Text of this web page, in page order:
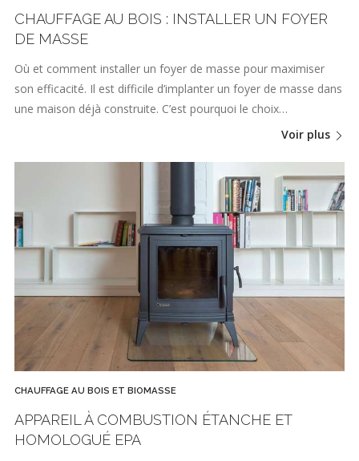
CHAUFFAGE AU BOIS : INSTALLER UN FOYER
DE MASSE
Où et comment installer un foyer de masse pour maximiser
son efficacité. Il est difficile d’implanter un foyer de masse dans
une maison déjà construite. C’est pourquoi le choix…
Voir plus
CHAUFFAGE AU BOIS ET BIOMASSE
APPAREIL À COMBUSTION ÉTANCHE ET
HOMOLOGUÉ EPA